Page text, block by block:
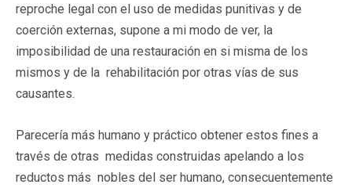
reproche legal con el uso de medidas punitivas y de
coerción externas, supone a mi modo de ver, la
imposibilidad de una restauración en si misma de los
mismos y de la rehabilitación por otras vías de sus
causantes.
Parecería más humano y práctico obtener estos fines a
través de otras medidas construidas apelando a los
reductos más nobles del ser humano, consecuentemente